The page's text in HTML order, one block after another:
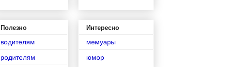
Полезно
водителям
родителям
Интересно
мемуары
юмор